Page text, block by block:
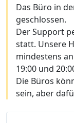
Das Büro in
geschlossen.
Der Support
statt. Unsere
mindestens
19:00 und
Die Büros
sein, aber